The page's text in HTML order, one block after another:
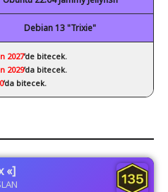
Debian 13 "Trixie"
2027’de bitecek.
2029’da bitecek.
’da bitecek.
«]